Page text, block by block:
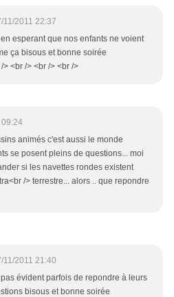
11/2011 22:37
esperant que nos enfants ne voient
ça bisous et bonne soirée
<br /> <br /> <br />
09:24
animés c'est aussi le monde
se posent pleins de questions... moi
si les navettes rondes existent
/> terrestre... alors .. que repondre
11/2011 21:40
évident parfois de repondre à leurs
bisous et bonne soirée